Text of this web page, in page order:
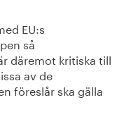
EU:s
så
däremot kritiska till
av de
föreslår ska gälla